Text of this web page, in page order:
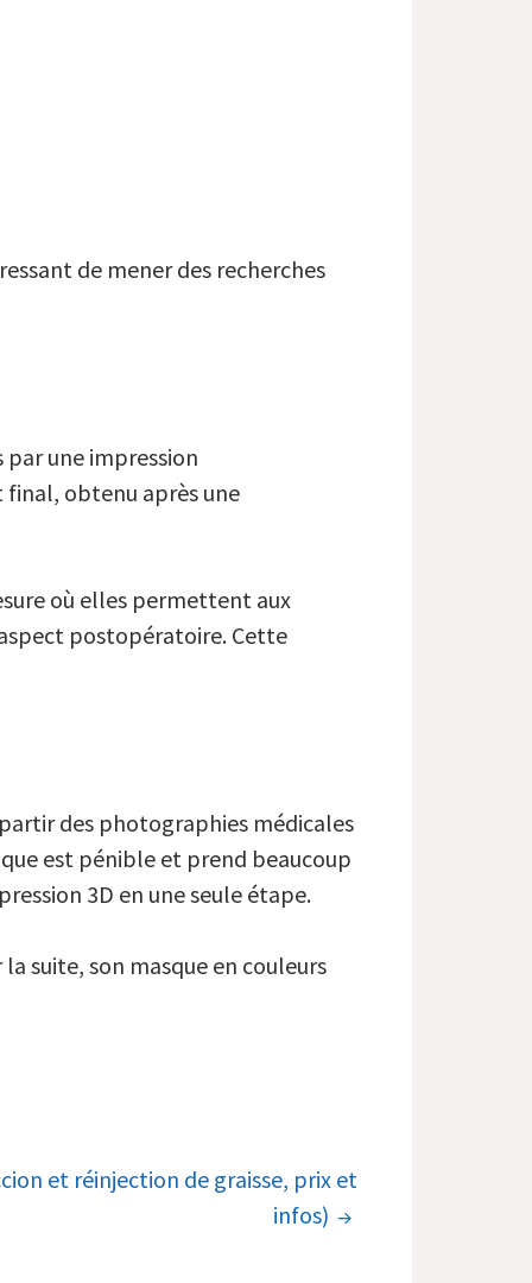
de mener des recherches
par une impression
obtenu après une
où elles permettent aux
postopératoire. Cette
des photographies médicales
est pénible et prend beaucoup
3D en une seule étape.
suite, son masque en couleurs
et réinjection de graisse, prix et
infos)